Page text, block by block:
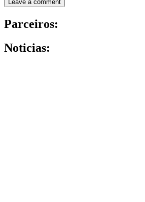
Parceiros:
Noticias: